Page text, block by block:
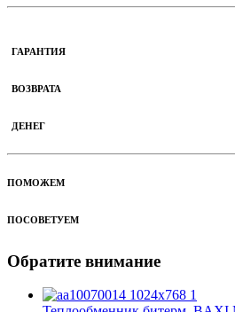
ГАРАНТИЯ
ВОЗВРАТА
ДЕНЕГ
ПОМОЖЕМ
ПОСОВЕТУЕМ
Обратите внимание